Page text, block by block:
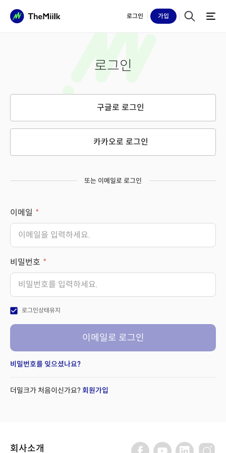
로그인 가입
로그인
구글로 로그인
카카오로 로그인
또는 이메일로 로그인
이메일
비밀번호
check_box 로그인상태유지
이메일로 로그인
비밀번호를 잊으셨나요?
더밀크가 처음이신가요? 회원가입
회사소개